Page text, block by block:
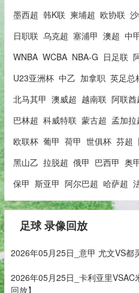
墨西超 韩K联 柬埔超 欧协联
日职联 乌克超 塞浦甲 澳超 中
WNBA WCBA NBA-G 日足联
U23亚洲杯 中乙 加拿职 英足总
北马其甲 澳威超 越南联 阿联酋
巴林超 科威特联 蒙古超 孟加拉
欧联杯 葡甲 荷甲 世俱杯 芬超
黑山乙 拉脱超 俄甲 巴西甲 奥
保甲 斯亚甲 阿尔巴超 哈萨超
足球 录像回放
2026年05月25日_意甲 尤文VS都
2026年05月25日_卡利亚里
回放】